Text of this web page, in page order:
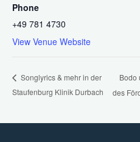
Phone
+49 781 4730
View Venue Website
Songlyrics & mehr in der
Staufenburg Klinik Durbach
Bodo
des